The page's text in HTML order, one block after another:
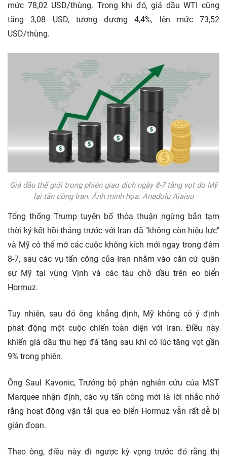
mức 78,02 USD/thùng. Trong khi đó, giá dầu WTI cũng
tăng 3,08 USD, tương đương 4,4%, lên mức 73,52
USD/thùng.
Giá dầu thế giới trong phiên giao dịch ngày 8-7 tăng vọt do Mỹ
lại tấn công Iran. Ảnh minh họa: Anadolu Ajaisu
Tổng thống Trump tuyên bố thỏa thuận ngừng bắn tạm
thời ký kết hồi tháng trước với Iran đã "không còn hiệu lực"
và Mỹ có thể mở các cuộc không kích mới ngay trong đêm
8-7, sau các vụ tấn công của Iran nhằm vào căn cứ quân
sự Mỹ tại vùng Vịnh và các tàu chở dầu trên eo biển
Hormuz.
Tuy nhiên, sau đó ông khẳng định, Mỹ không có ý định
phát động một cuộc chiến toàn diện với Iran. Điều này
khiến giá dầu thu hẹp đà tăng sau khi có lúc tăng vọt gần
9% trong phiên.
Ông Saul Kavonic, Trưởng bộ phận nghiên cứu của MST
Marquee nhận định, các vụ tấn công mới là lời nhắc nhở
rằng hoạt động vận tải qua eo biển Hormuz vẫn rất dễ bị
gián đoạn.
Theo ông, điều này đi ngược kỳ vọng trước đó rằng thị